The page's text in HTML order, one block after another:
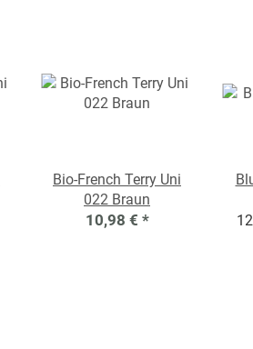
Bio-French Terry Uni
022 Braun
10,98 € *